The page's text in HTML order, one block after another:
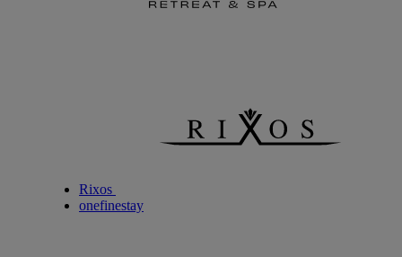
Rixos
onefinestay